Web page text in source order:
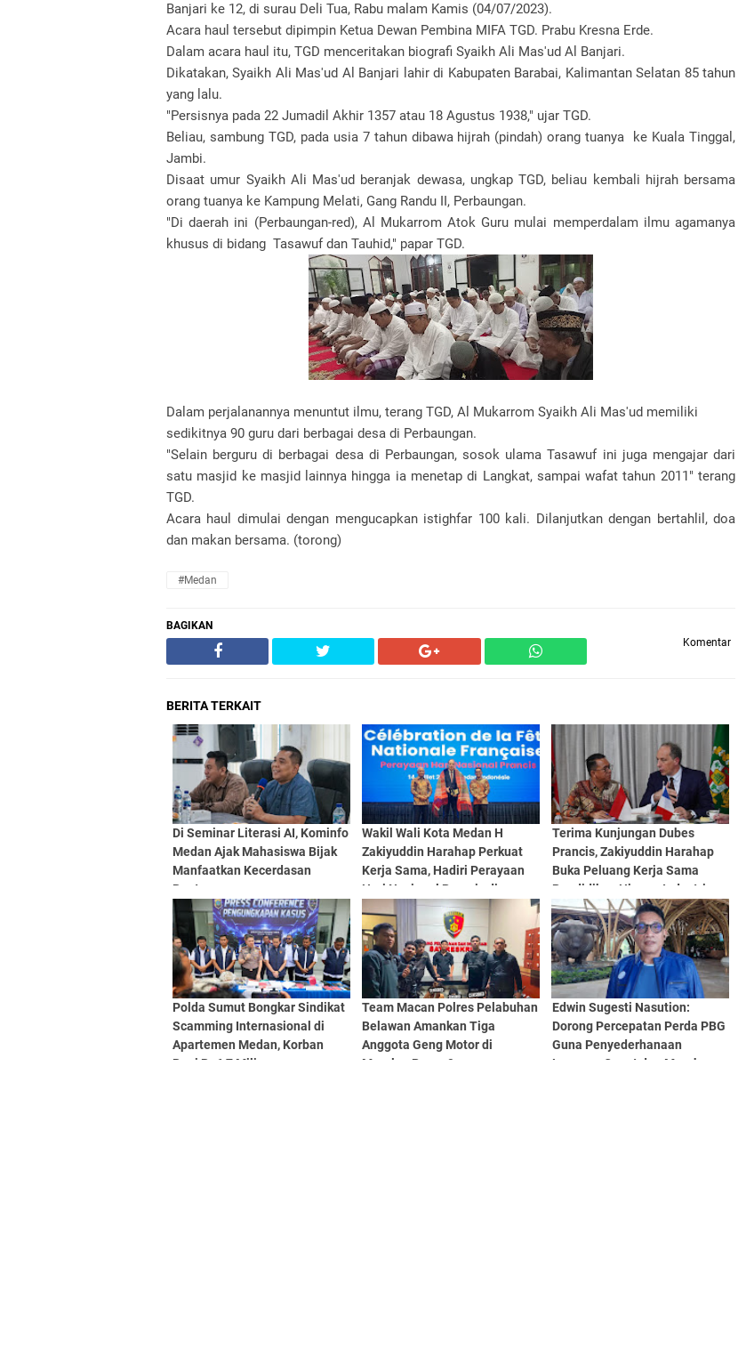
Banjari ke 12, di surau Deli Tua, Rabu malam Kamis (04/07/2023).
Acara haul tersebut dipimpin Ketua Dewan Pembina MIFA TGD. Prabu Kresna Erde.
Dalam acara haul itu, TGD menceritakan biografi Syaikh Ali Mas'ud Al Banjari.
Dikatakan, Syaikh Ali Mas'ud Al Banjari lahir di Kabupaten Barabai, Kalimantan Selatan 85 tahun
yang lalu.
"Persisnya pada 22 Jumadil Akhir 1357 atau 18 Agustus 1938," ujar TGD.
Beliau, sambung TGD, pada usia 7 tahun dibawa hijrah (pindah) orang tuanya ke Kuala Tinggal,
Jambi.
Disaat umur Syaikh Ali Mas'ud beranjak dewasa, ungkap TGD, beliau kembali hijrah bersama
orang tuanya ke Kampung Melati, Gang Randu II, Perbaungan.
"Di daerah ini (Perbaungan-red), Al Mukarrom Atok Guru mulai memperdalam ilmu agamanya
khusus di bidang Tasawuf dan Tauhid," papar TGD.
Dalam perjalanannya menuntut ilmu, terang TGD, Al Mukarrom Syaikh Ali Mas'ud memiliki
sedikitnya 90 guru dari berbagai desa di Perbaungan.
"Selain berguru di berbagai desa di Perbaungan, sosok ulama Tasawuf ini juga mengajar dari
satu masjid ke masjid lainnya hingga ia menetap di Langkat, sampai wafat tahun 2011" terang
TGD.
Acara haul dimulai dengan mengucapkan istighfar 100 kali. Dilanjutkan dengan bertahlil, doa
dan makan bersama. (torong)
#Medan
BAGIKAN
Komentar
BERITA TERKAIT
Di Seminar Literasi AI, Kominfo
Medan Ajak Mahasiswa Bijak
Manfaatkan Kecerdasan
Buatan
Wakil Wali Kota Medan H
Zakiyuddin Harahap Perkuat
Kerja Sama, Hadiri Perayaan
Hari Nasional Prancis di
Medan
Terima Kunjungan Dubes
Prancis, Zakiyuddin Harahap
Buka Peluang Kerja Sama
Pendidikan Hingga Industri
Kreatif
Polda Sumut Bongkar Sindikat
Scamming Internasional di
Apartemen Medan, Korban
Rugi Rp6,7 Miliar
Team Macan Polres Pelabuhan
Belawan Amankan Tiga
Anggota Geng Motor di
Marelan Pasar 9
Edwin Sugesti Nasution:
Dorong Percepatan Perda PBG
Guna Penyederhanaan
Layanan Cepat dan Murah